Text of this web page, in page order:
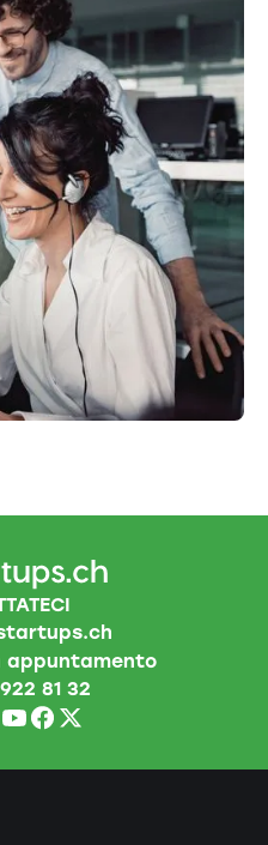
appuntamento
81 32